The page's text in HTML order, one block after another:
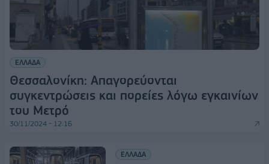
ΕΛΛΑΔΑ
Θεσσαλονίκη: Απαγορεύονται
συγκεντρώσεις και πορείες λόγω εγκαινίων
του Μετρό
30/11/2024 - 12:16
ΕΛΛΑΔΑ